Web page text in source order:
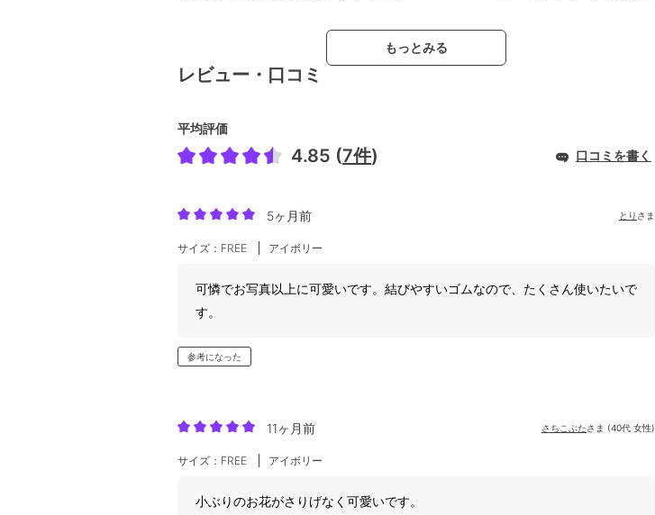
もっとみる
レビュー・口コミ
平均評価
4.85 (7件) 口コミを書く
5ヶ月前 とり さま
サイズ：FREE アイボリー
可憐でお写真以上に可愛いです。結びやすいゴムなので、たくさん使いたいで
す。
参考になった
11ヶ月前 さちこぶたさま (40代 女性)
サイズ：FREE アイボリー
小ぶりのお花がさりげなく可愛いです。